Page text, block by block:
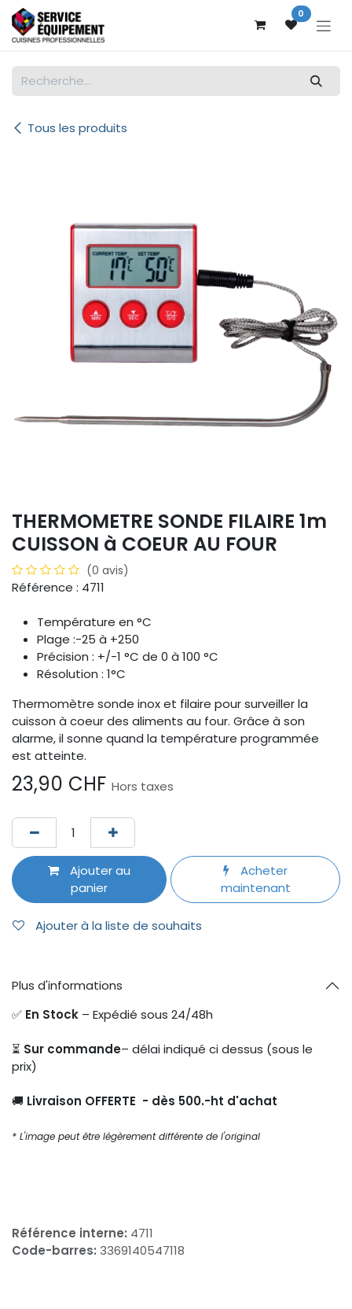
Se rendre au contenu 0
Tous les produits
THERMOMETRE SONDE FILAIRE 1m
CUISSON à COEUR AU FOUR
(0 avis)
Référence : 4711
Température en °C
Plage :-25 à +250
Précision : +/-1 °C de 0 à 100 °C
Résolution : 1°C
Thermomètre sonde inox et filaire pour surveiller la
cuisson à coeur des aliments au four. Grâce à son
alarme, il sonne quand la température programmée
est atteinte.
23,90 CHF Hors taxes
Ajouter au
panier
Acheter
maintenant
Ajouter à la liste de souhaits
Plus d'informations
✅ En Stock – Expédié sous 24/48h
⏳ Sur commande– délai indiqué ci dessus (sous le
prix)
🚚 Livraison OFFERTE - dès 500.-ht d'achat
* L'image peut être légèrement différente de l'original
Référence interne: 4711
Code-barres: 3369140547118